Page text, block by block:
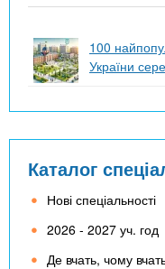
100
України
Каталог
Нові спеціальності
2026 - 2027 уч. год
Де вчать, чому